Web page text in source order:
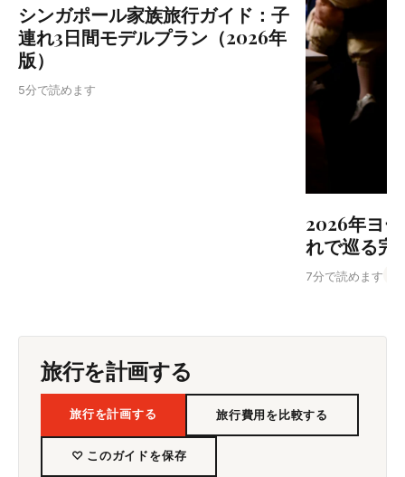
シンガポール家族旅行ガイド：子
連れ3日間モデルプラン（2026年
版）
5分で読めます
2026年ヨ
れで巡る完
7分で読めます
旅行を計画する
旅行を計画する 旅行費用を比較する
♡ このガイドを保存